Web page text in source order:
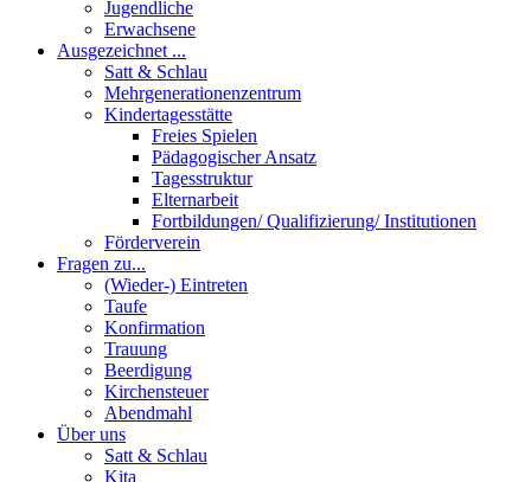
Jugendliche
Erwachsene
Ausgezeichnet ...
Satt & Schlau
Mehrgenerationenzentrum
Kindertagesstätte
Freies Spielen
Pädagogischer Ansatz
Tagesstruktur
Elternarbeit
Fortbildungen/ Qualifizierung/ Institutionen
Förderverein
Fragen zu...
(Wieder-) Eintreten
Taufe
Konfirmation
Trauung
Beerdigung
Kirchensteuer
Abendmahl
Über uns
Satt & Schlau
Kita